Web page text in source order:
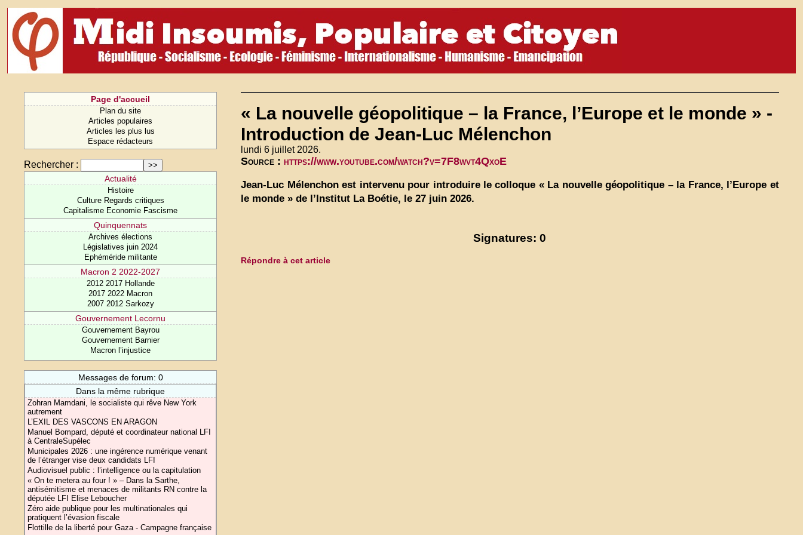
Page d'accueil
Plan du site
Articles populaires
Articles les plus lus
Espace rédacteurs
Rechercher :
Actualité
Histoire
Culture Regards critiques
Capitalisme Economie Fascisme
Quinquennats
Archives élections
Législatives juin 2024
Ephéméride militante
Macron 2 2022-2027
2012 2017 Hollande
2017 2022 Macron
2007 2012 Sarkozy
Gouvernement Lecornu
Gouvernement Bayrou
Gouvernement Barnier
Macron l’injustice
Messages de forum: 0
Dans la même rubrique
Zohran Mamdani, le socialiste qui rêve New York
autrement
L’EXIL DES VASCONS EN ARAGON
Manuel Bompard, député et coordinateur national LFI
à CentraleSupélec
Municipales 2026 : une ingérence numérique venant
de l’étranger vise deux candidats LFI
Audiovisuel public : l’intelligence ou la capitulation
« On te metera au four ! » – Dans la Sarthe,
antisémitisme et menaces de militants RN contre la
députée LFI Elise Leboucher
Zéro aide publique pour les multinationales qui
pratiquent l’évasion fiscale
Flottille de la liberté pour Gaza - Campagne française
« La nouvelle géopolitique – la France, l’Europe et le monde » -
Introduction de Jean-Luc Mélenchon
lundi 6 juillet 2026.
Source :https://www.youtube.com/watch?v=7F8wvt4QxoE
Jean-Luc Mélenchon est intervenu pour introduire le colloque « La nouvelle géopolitique – la France, l’Europe et
le monde » de l’Institut La Boétie, le 27 juin 2026.
Signatures: 0
Répondre à cet article